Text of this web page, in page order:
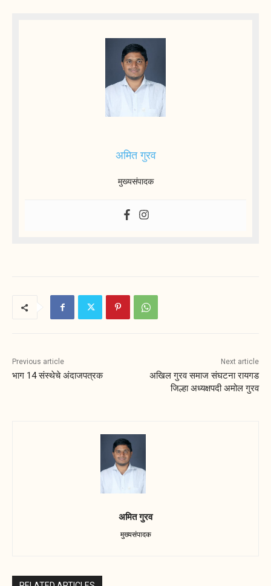
अमित गुरव
मुख्यसंपादक
Previous article
भाग 14 संस्थेचे अंदाजपत्रक
Next article
अखिल गुरव समाज संघटना रायगड
जिल्हा अध्यक्षपदी अमोल गुरव
अमित गुरव
मुख्यसंपादक